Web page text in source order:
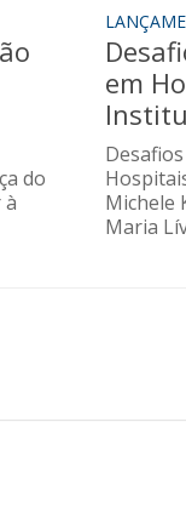
do
em
Michele
Maria